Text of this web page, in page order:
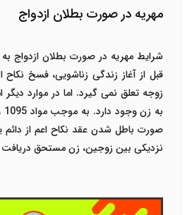
مهریه در صورت بطلان ازدواج
شرایط مهریه در صورت بطلان ازدواج
قبل از آغاز زندگی زناشویی، فسخ نکاح
زوجه تعلق نمی گیرد. اما در موارد دیگر
صورت باطل شدن عقد نکاح اعم از
نزدیکی بین زوجین، زن مستحق دریافت